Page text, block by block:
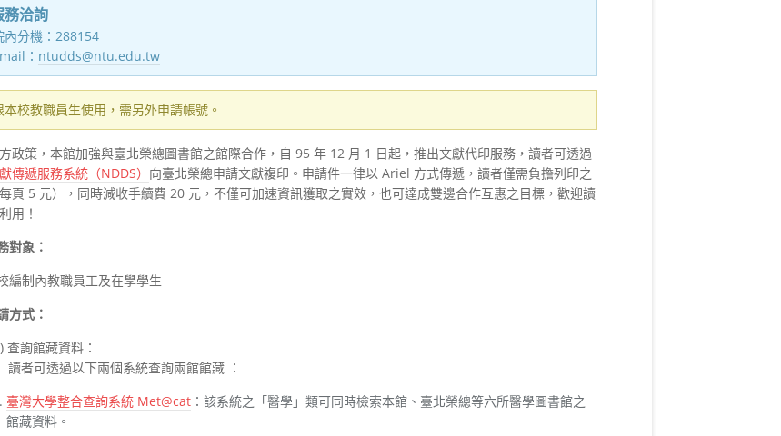
務洽詢
內分機：288154
： ntudds@ntu.edu.tw
本校教職員生使用，需另外申請帳號。
政策，本館加強與臺北榮總圖書館之館際合作，自 95 年 12 月 1 日起，推出文獻代印服務，讀者可透過
傳遞服務系統（NDDS） 向臺北榮總申請文獻複印。申請件一律以 Ariel 方式傳遞，讀者僅需負擔列印之
頁 5 元），同時減收手續費 20 元，不僅可加速資訊獲取之實效，也可達成雙邊合作互惠之目標，歡迎讀
用！
對象：
編制內教職員工及在學學生
方式：
查詢館藏資料：
讀者可透過以下兩個系統查詢兩館館藏 ：
臺灣大學整合查詢系統 Met@cat ：該系統之「醫學」類可同時檢索本館、臺北榮總等六所醫學圖書館之
館藏資料。